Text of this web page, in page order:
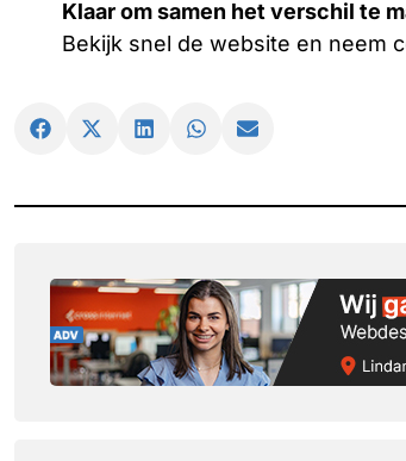
Klaar om samen het verschil te
Bekijk snel de website en neem